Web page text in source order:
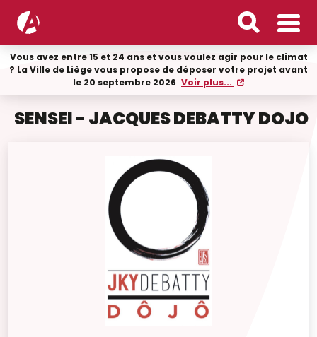
Vous avez entre 15 et 24 ans et vous voulez agir pour le climat
? La Ville de Liège vous propose de déposer votre projet avant
le 20 septembre 2026 Voir plus...
SENSEI - JACQUES DEBATTY DOJO